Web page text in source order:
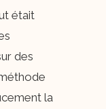
était
des
la